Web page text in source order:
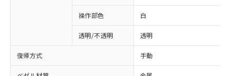
操作部色 白
透明/不透明 透明
復帰方式 手動